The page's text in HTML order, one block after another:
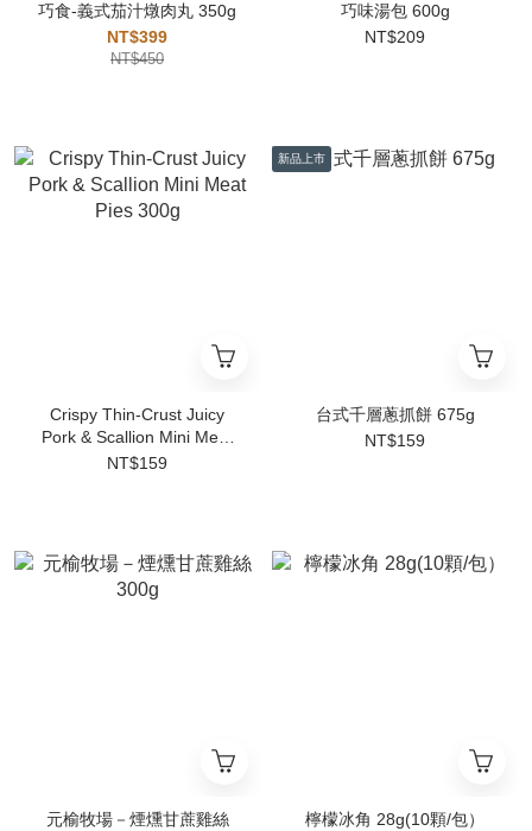
巧食-義式茄汁燉肉丸 350g
NT$399
NT$450
巧味湯包 600g
NT$209
Crispy Thin-Crust Juicy
Pork & Scallion Mini Meat
Pies 300g
NT$159
新品上市
台式千層蔥抓餅 675g
NT$159
元榆牧場－煙燻甘蔗雞絲
檸檬冰角 28g(10顆/包）